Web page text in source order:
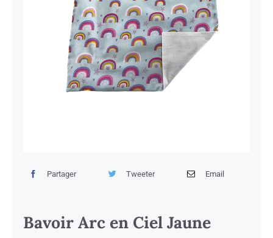
Partager Tweeter Email
Bavoir Arc en Ciel Jaune